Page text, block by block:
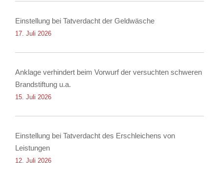
Einstellung bei Tatverdacht der Geldwäsche
17. Juli 2026
Anklage verhindert beim Vorwurf der versuchten schweren
Brandstiftung u.a.
15. Juli 2026
Einstellung bei Tatverdacht des Erschleichens von
Leistungen
12. Juli 2026